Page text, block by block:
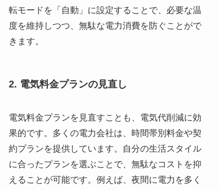
転モードを「自動」に設定することで、必要な温
度を維持しつつ、無駄な電力消費を防ぐことがで
きます。
2. 電気料金プランの見直し
電気料金プランを見直すことも、電気代削減に効
果的です。多くの電力会社は、時間帯別料金や契
約プランを提供しています。自分の生活スタイル
に合ったプランを選ぶことで、無駄なコストを抑
えることが可能です。例えば、夜間に電力を多く